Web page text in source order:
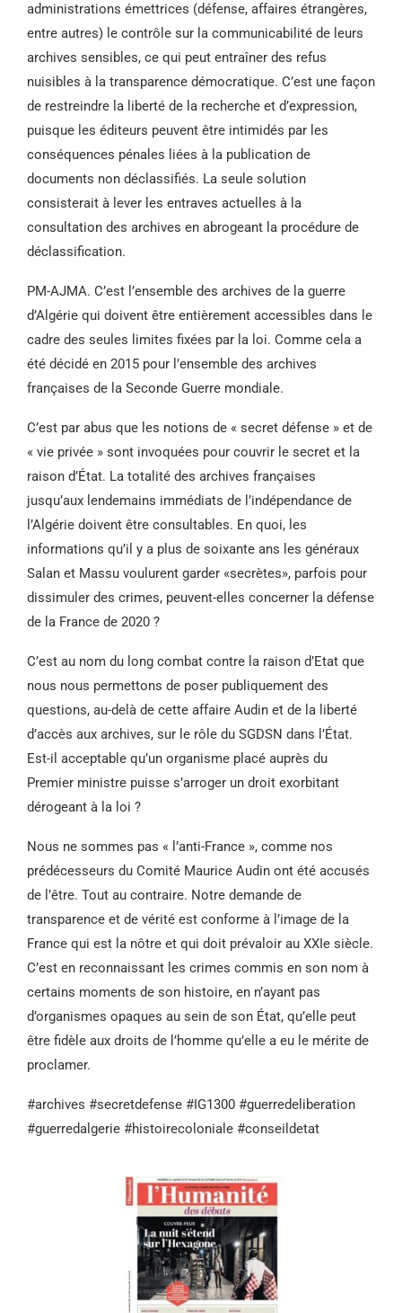
administrations émettrices (défense, affaires étrangères,
entre autres) le contrôle sur la communicabilité de leurs
archives sensibles, ce qui peut entraîner des refus
nuisibles à la transparence démocratique. C’est une façon
de restreindre la liberté de la recherche et d’expression,
puisque les éditeurs peuvent être intimidés par les
conséquences pénales liées à la publication de
documents non déclassifiés. La seule solution
consisterait à lever les entraves actuelles à la
consultation des archives en abrogeant la procédure de
déclassification.
PM-AJMA. C’est l’ensemble des archives de la guerre
d’Algérie qui doivent être entièrement accessibles dans le
cadre des seules limites fixées par la loi. Comme cela a
été décidé en 2015 pour l’ensemble des archives
françaises de la Seconde Guerre mondiale.
C’est par abus que les notions de « secret défense » et de
« vie privée » sont invoquées pour couvrir le secret et la
raison d’État. La totalité des archives françaises
jusqu’aux lendemains immédiats de l’indépendance de
l’Algérie doivent être consultables. En quoi, les
informations qu’il y a plus de soixante ans les généraux
Salan et Massu voulurent garder «secrètes», parfois pour
dissimuler des crimes, peuvent-elles concerner la défense
de la France de 2020 ?
C’est au nom du long combat contre la raison d’Etat que
nous nous permettons de poser publiquement des
questions, au-delà de cette affaire Audin et de la liberté
d’accès aux archives, sur le rôle du SGDSN dans l’État.
Est-il acceptable qu’un organisme placé auprès du
Premier ministre puisse s’arroger un droit exorbitant
dérogeant à la loi ?
Nous ne sommes pas « l’anti-France », comme nos
prédécesseurs du Comité Maurice Audin ont été accusés
de l’être. Tout au contraire. Notre demande de
transparence et de vérité est conforme à l’image de la
France qui est la nôtre et qui doit prévaloir au XXIe siècle.
C’est en reconnaissant les crimes commis en son nom à
certains moments de son histoire, en n’ayant pas
d’organismes opaques au sein de son État, qu’elle peut
être fidèle aux droits de l’homme qu’elle a eu le mérite de
proclamer.
#archives #secretdefense #IG1300 #guerredeliberation
#guerredalgerie #histoirecoloniale #conseildetat